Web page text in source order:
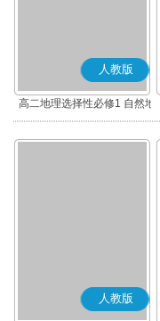
人教版
高二地理选择性必修1 自然地
理基础
人教版